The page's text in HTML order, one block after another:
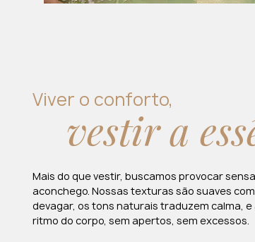
Viver o conforto,
vestir a
Mais do que vestir, buscamos provocar
aconchego. Nossas texturas são suaves
devagar, os tons naturais traduzem calma,
ritmo do corpo, sem apertos, sem excessos.